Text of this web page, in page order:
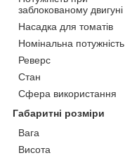
заблокованому двигуні
Насадка для томатів
Номінальна потужність
Реверс
Стан
Сфера використання
Габаритні розміри
Вага
Висота